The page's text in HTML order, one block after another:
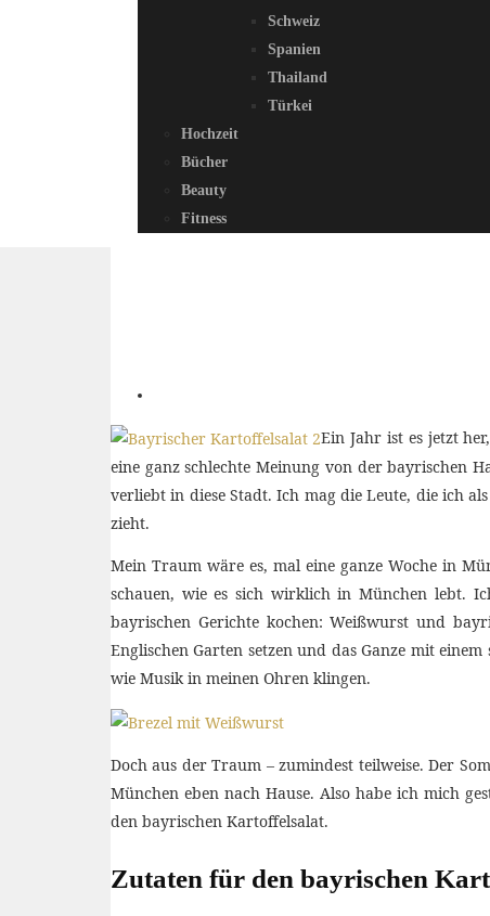
Schweiz
Spanien
Thailand
Türkei
Hochzeit
Bücher
Beauty
Fitness
Ein Jahr ist es jetzt
eine ganz schlechte Meinung von der bayrischen
verliebt in diese Stadt. Ich mag die Leute, die ich
zieht.
Mein Traum wäre es, mal eine ganze Woche in
schauen, wie es sich wirklich in München lebt.
bayrischen Gerichte kochen: Weißwurst und
Englischen Garten setzen und das Ganze mit
wie Musik in meinen Ohren klingen.
Doch aus der Traum – zumindest teilweise. Der
München eben nach Hause. Also habe ich mich
den bayrischen Kartoffelsalat.
Zutaten für den bayrischen